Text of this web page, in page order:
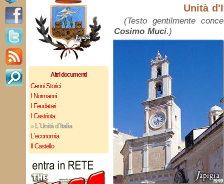
Altri documenti
Cenni Storici
I Normanni
I Feudatari
I Castriota
» L`Unità d`Italia
L`economia
Il Castello
Unità
(Testo gentilmente
Cosimo Muci.)